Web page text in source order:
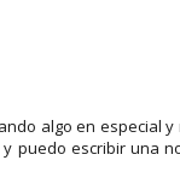
algo en especial y
puedo escribir una